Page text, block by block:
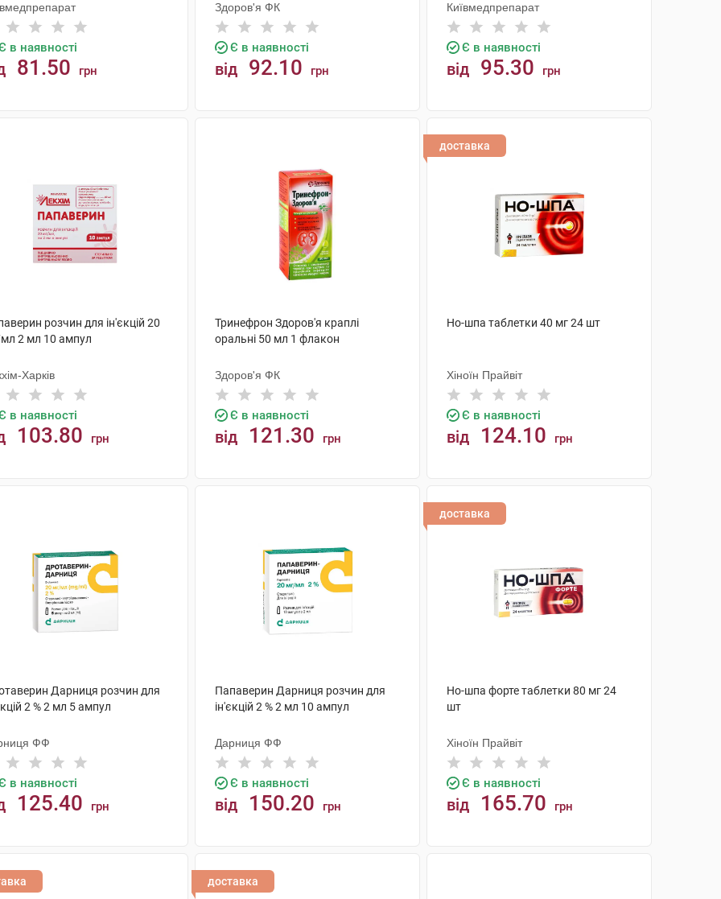
в наявності
81.50 грн
Здоров'я ФК
Є в наявності
від 92.10 грн
Київмедпрепарат
Є в наявності
від 95.30 грн
розчин для ін'єкцій 20
2 мл 10 ампул
Харків
в наявності
103.80 грн
Тринефрон Здоров'я краплі
оральні 50 мл 1 флакон
Здоров'я ФК
Є в наявності
від 121.30 грн
доставка
Но-шпа таблетки 40 мг 24 шт
Хіноїн Прайвіт
Є в наявності
від 124.10 грн
Дарниця розчин для
2 % 2 мл 5 ампул
ФФ
в наявності
125.40 грн
Папаверин Дарниця розчин для
ін'єкцій 2 % 2 мл 10 ампул
Дарниця ФФ
Є в наявності
від 150.20 грн
доставка
Но-шпа форте таблетки 80 мг 24
шт
Хіноїн Прайвіт
Є в наявності
від 165.70 грн
доставка